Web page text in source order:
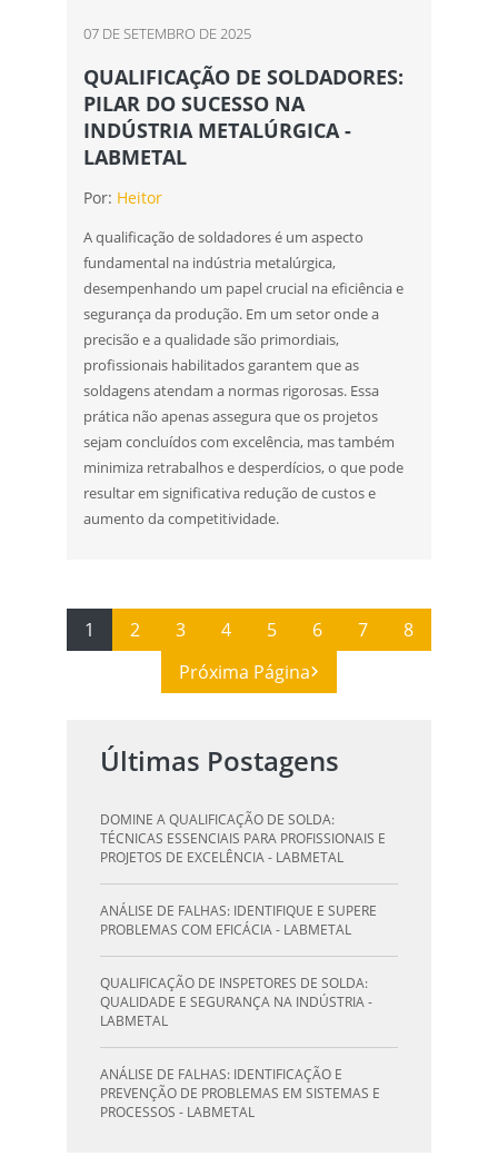
07 DE SETEMBRO DE 2025
QUALIFICAÇÃO DE SOLDADORES:
PILAR DO SUCESSO NA
INDÚSTRIA METALÚRGICA -
LABMETAL
Por: Heitor
A qualificação de soldadores é um aspecto
fundamental na indústria metalúrgica,
desempenhando um papel crucial na eficiência e
segurança da produção. Em um setor onde a
precisão e a qualidade são primordiais,
profissionais habilitados garantem que as
soldagens atendam a normas rigorosas. Essa
prática não apenas assegura que os projetos
sejam concluídos com excelência, mas também
minimiza retrabalhos e desperdícios, o que pode
resultar em significativa redução de custos e
aumento da competitividade.
1 2 3 4 5 6 7
8
Próxima Página
Últimas Postagens
DOMINE A QUALIFICAÇÃO DE SOLDA:
TÉCNICAS ESSENCIAIS PARA PROFISSIONAIS E
PROJETOS DE EXCELÊNCIA - LABMETAL
ANÁLISE DE FALHAS: IDENTIFIQUE E SUPERE
PROBLEMAS COM EFICÁCIA - LABMETAL
QUALIFICAÇÃO DE INSPETORES DE SOLDA:
QUALIDADE E SEGURANÇA NA INDÚSTRIA -
LABMETAL
ANÁLISE DE FALHAS: IDENTIFICAÇÃO E
PREVENÇÃO DE PROBLEMAS EM SISTEMAS E
PROCESSOS - LABMETAL